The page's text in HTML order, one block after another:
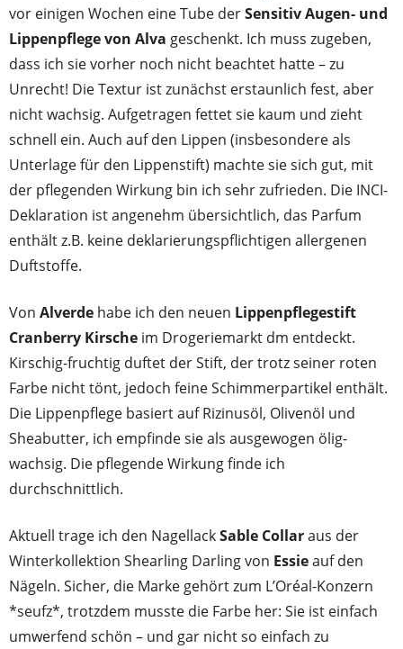
vor einigen Wochen eine Tube derSensitiv Augen- und
Lippenpflege von Alva geschenkt. Ich muss zugeben,
dass ich sie vorher noch nicht beachtet hatte – zu
Unrecht! Die Textur ist zunächst erstaunlich fest, aber
nicht wachsig. Aufgetragen fettet sie kaum und zieht
schnell ein. Auch auf den Lippen (insbesondere als
Unterlage für den Lippenstift) machte sie sich gut, mit
der pflegenden Wirkung bin ich sehr zufrieden. Die INCI-
Deklaration ist angenehm übersichtlich, das Parfum
enthält z.B. keine deklarierungspflichtigen allergenen
Duftstoffe.
Von Alverde habe ich den neuen Lippenpflegestift
Cranberry Kirsche im Drogeriemarkt dm entdeckt.
Kirschig-fruchtig duftet der Stift, der trotz seiner roten
Farbe nicht tönt, jedoch feine Schimmerpartikel enthält.
Die Lippenpflege basiert auf Rizinusöl, Olivenöl und
Sheabutter, ich empfinde sie als ausgewogen ölig-
wachsig. Die pflegende Wirkung finde ich
durchschnittlich.
Aktuell trage ich den NagellackSable Collaraus der
Winterkollektion Shearling Darling von Essieauf den
Nägeln. Sicher, die Marke gehört zum L’Oréal-Konzern
*seufz*, trotzdem musste die Farbe her: Sie ist einfach
umwerfend schön – und gar nicht so einfach zu